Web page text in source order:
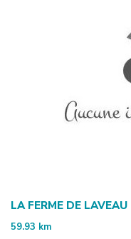
LA FERME DE
59.93 km